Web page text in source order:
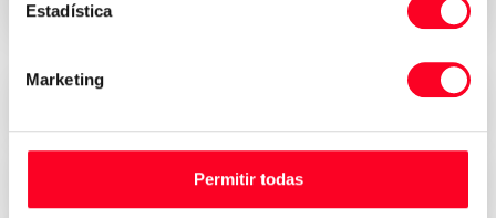
Estadística
Marketing
Permitir todas
Seguridad, confianza y transparencia